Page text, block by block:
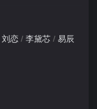
刘恋 / 李黛芯 / 易辰